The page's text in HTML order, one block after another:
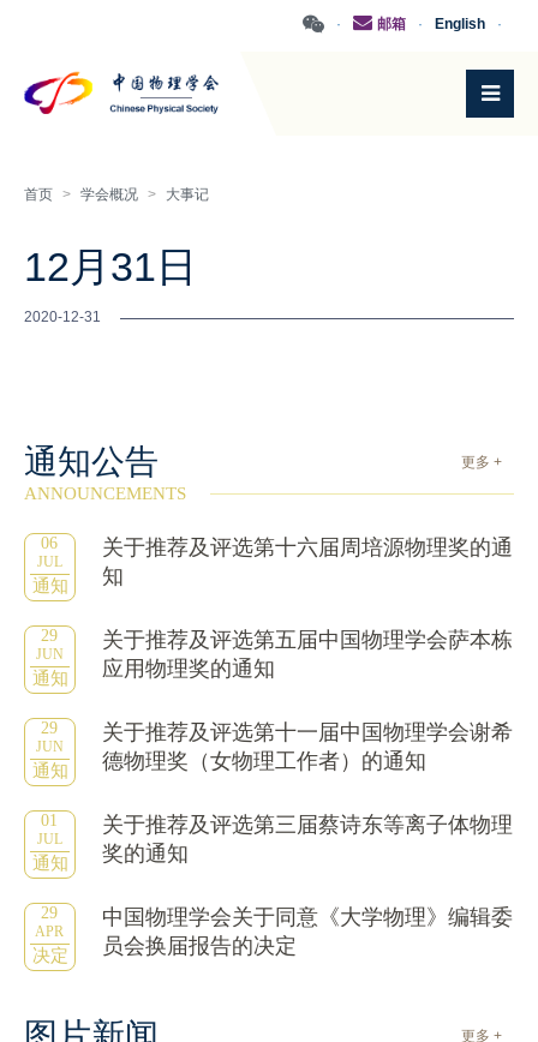
·
English
·
邮箱
·
首页 > 学会概况 > 大事记
12月31日
2020-12-31
通知公告 更多 +
ANNOUNCEMENTS
06
JUL
通知
关于推荐及评选第十六届周培源物理奖的通
知
29
JUN
通知
关于推荐及评选第五届中国物理学会萨本栋
应用物理奖的通知
29
JUN
通知
关于推荐及评选第十一届中国物理学会谢希
德物理奖（女物理工作者）的通知
01
JUL
通知
关于推荐及评选第三届蔡诗东等离子体物理
奖的通知
29
APR
决定
中国物理学会关于同意《大学物理》编辑委
员会换届报告的决定
更多 +